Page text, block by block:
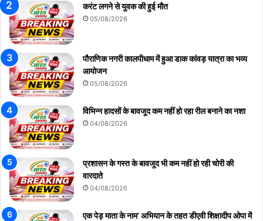
करंट लगने से युवक की हुई मौत
05/08/2026
पौराणिक नगरी कालपीधाम में हुआ डाक कांवड़ यात्रा का भव्य
आयोजन
05/08/2026
विभिन्न हादसों के बावजूद कम नहीं हो रहा रील बनाने का नशा
04/08/2026
प्रशासन के गस्त के बावजूद भी कम नहीं हो रही चोरी की
वारदाते
04/08/2026
एक पेड़ माता के नाम’ अभियान के तहत डीएवी शिक्षादीप ओपा में